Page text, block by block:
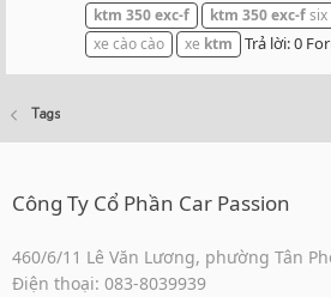
ktm 350exc-f ktm 350exc-fsix
xe cào cào
xe ktm Trả lời: 0
Tags
Công Ty Cổ Phần Car Passion
460/6/11 Lê Văn Lương, phường Tân
Điện thoại: 083-8039939